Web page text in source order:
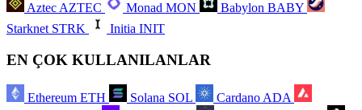
AztecAZTEC Monad MON Babylon BABY
Starknet STRK Initia INIT
EN ÇOK KULLANILANLAR
Ethereum ETH Solana SOL Cardano ADA